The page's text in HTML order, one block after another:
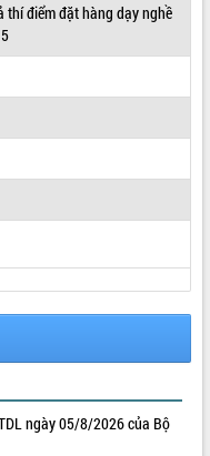
thí điểm đặt hàng dạy nghề
ngày 05/8/2026 của Bộ